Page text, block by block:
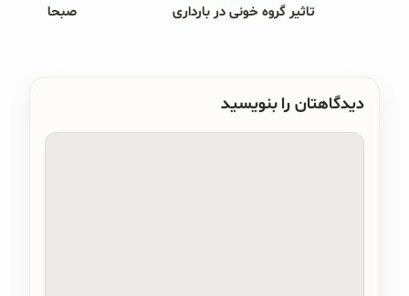
تاثیر گروه خونی در بارداری صبحانه های
دیدگاهتان را بنویسید